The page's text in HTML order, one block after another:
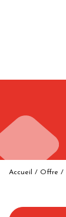
Accueil / Offre /